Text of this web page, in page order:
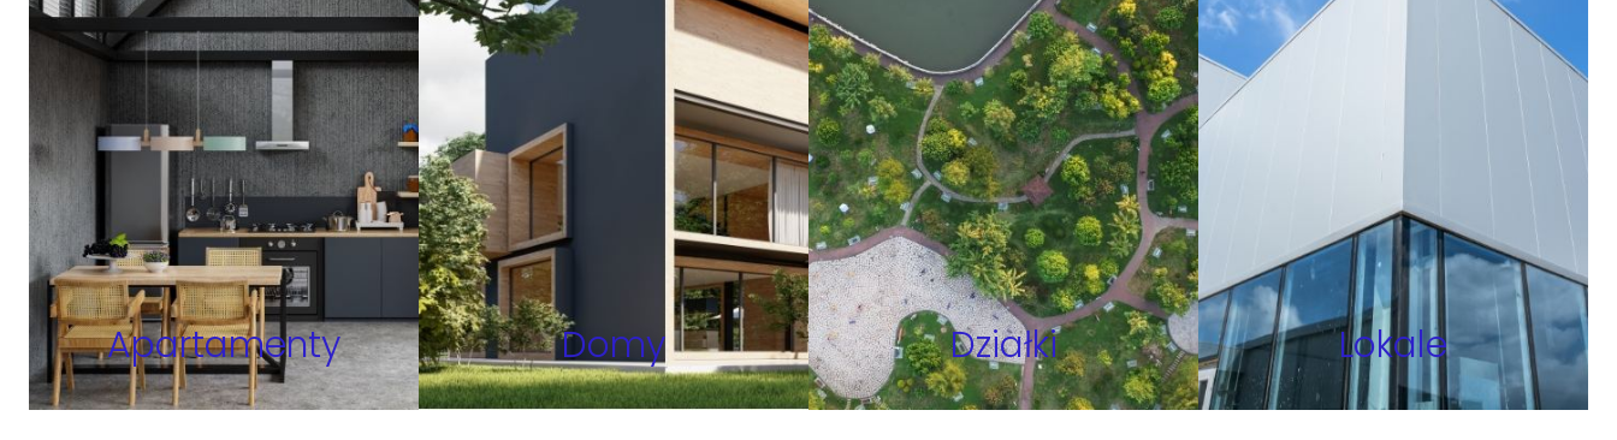
Apartamenty Domy Działki Lokale